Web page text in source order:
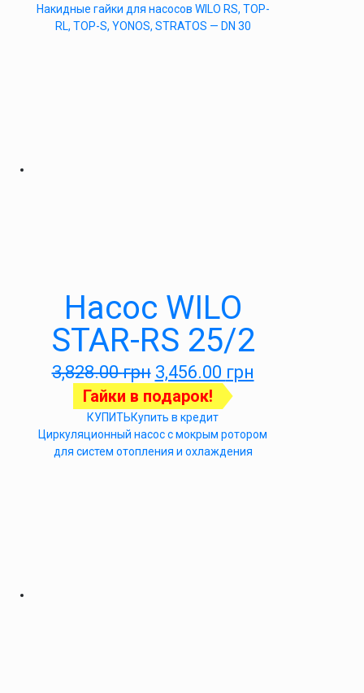
Накидные гайки для насосов WILO RS, TOP-
RL, TOP-S, YONOS, STRATOS — DN 30
Насос WILO
STAR-RS 25/2
3,828.00грн 3,456.00 грн
Гайки в подарок!
КУПИТЬКупить в кредит
Циркуляционный насос с мокрым ротором
для систем отопления и охлаждения